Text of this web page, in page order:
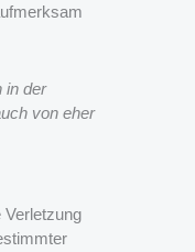
in der
von eher
Verletzung